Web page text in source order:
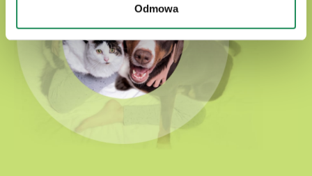
Odmowa